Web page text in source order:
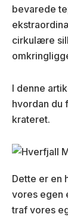
bevarede
cirkulære
I denne
hvordan du
krateret.
Dette er en
vores egen
traf vores